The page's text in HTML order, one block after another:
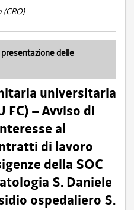
(CRO)
delle
universitaria
FC) – Avviso di
al
di lavoro
della SOC
S. Daniele
ospedaliero S.